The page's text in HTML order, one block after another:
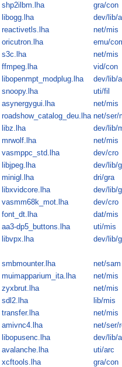
shp2ilbm.lha
gra/con
libogg.lha
dev/lib/
reactivetls.lha
net/mis
oricutron.lha
emu/
s3c.lha
net/mis
ffmpeg.lha
vid/con
libopenmpt_modplug.lha
dev/lib/
snoopy.lha
uti/fil
asynergygui.lha
net/mis
roadshow_catalog_deu.lha net/ser/
libz.lha
dev/lib/
mrwolf.lha
net/mis
vasmppc_std.lha
dev/cro
libjpeg.lha
dev/lib/
minigl.lha
dri/gra
libxvidcore.lha
dev/lib/
vasmm68k_mot.lha
dev/cro
font_dt.lha
dat/mis
aa3-dp5_buttons.lha
uti/mis
libvpx.lha
dev/lib/
smbmounter.lha
net/sam
muimapparium_ita.lha
net/mis
zyxbrut.lha
net/mis
sdl2.lha
lib/mis
transfer.lha
net/mis
amivnc4.lha
net/ser/
libopusenc.lha
dev/lib/
avalanche.lha
uti/arc
xcftools.lha
gra/con